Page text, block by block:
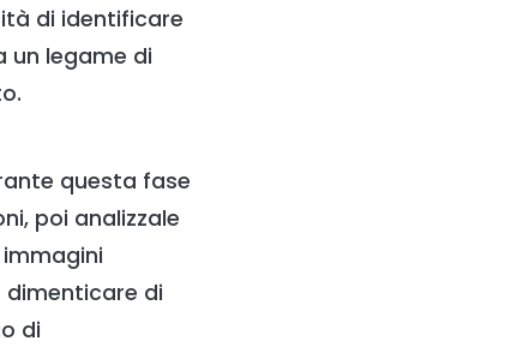
di identificare
un legame di
questa fase
poi analizzale
di
di